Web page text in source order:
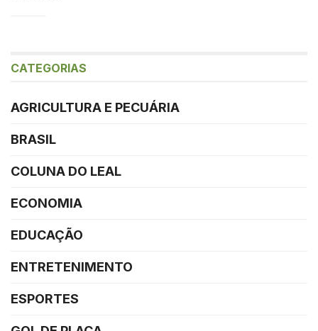
CATEGORIAS
AGRICULTURA E PECUÁRIA
BRASIL
COLUNA DO LEAL
ECONOMIA
EDUCAÇÃO
ENTRETENIMENTO
ESPORTES